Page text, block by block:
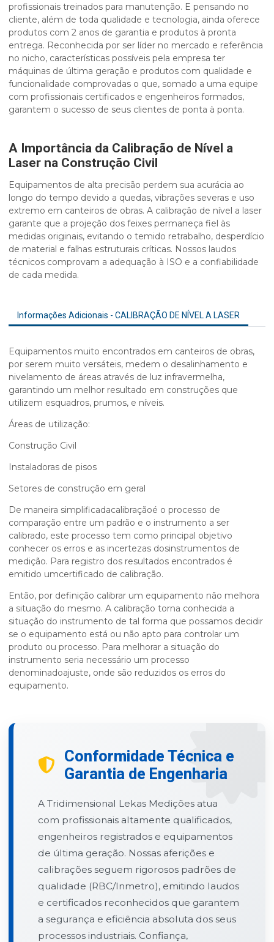
profissionais treinados para manutenção. E pensando no
cliente, além de toda qualidade e tecnologia, ainda oferece
produtos com 2 anos de garantia e produtos à pronta
entrega. Reconhecida por ser líder no mercado e referência
no nicho, características possíveis pela empresa ter
máquinas de última geração e produtos com qualidade e
funcionalidade comprovadas o que, somado a uma equipe
com profissionais certificados e engenheiros formados,
garantem o sucesso de seus clientes de ponta à ponta.
A Importância da Calibração de Nível a
Laser na Construção Civil
Equipamentos de alta precisão perdem sua acurácia ao
longo do tempo devido a quedas, vibrações severas e uso
extremo em canteiros de obras. A calibração de nível a laser
garante que a projeção dos feixes permaneça fiel às
medidas originais, evitando o temido retrabalho, desperdício
de material e falhas estruturais críticas. Nossos laudos
técnicos comprovam a adequação à ISO e a confiabilidade
de cada medida.
Informações Adicionais - CALIBRAÇÃO DE NÍVEL A LASER
Equipamentos muito encontrados em canteiros de obras,
por serem muito versáteis, medem o desalinhamento e
nivelamento de áreas através de luz infravermelha,
garantindo um melhor resultado em construções que
utilizem esquadros, prumos, e níveis.
Áreas de utilização:
Construção Civil
Instaladoras de pisos
Setores de construção em geral
De maneira simplificadacalibraçãoé o processo de
comparação entre um padrão e o instrumento a ser
calibrado, este processo tem como principal objetivo
conhecer os erros e as incertezas dosinstrumentos de
medição. Para registro dos resultados encontrados é
emitido umcertificado de calibração.
Então, por definição calibrar um equipamento não melhora
a situação do mesmo. A calibração torna conhecida a
situação do instrumento de tal forma que possamos decidir
se o equipamento está ou não apto para controlar um
produto ou processo. Para melhorar a situação do
instrumento seria necessário um processo
denominadoajuste, onde são reduzidos os erros do
equipamento.
Conformidade Técnica e
Garantia de Engenharia
A Tridimensional Lekas Medições atua
com profissionais altamente qualificados,
engenheiros registrados e equipamentos
de última geração. Nossas aferições e
calibrações seguem rigorosos padrões de
qualidade (RBC/Inmetro), emitindo laudos
e certificados reconhecidos que garantem
a segurança e eficiência absoluta dos seus
processos industriais. Confiança,